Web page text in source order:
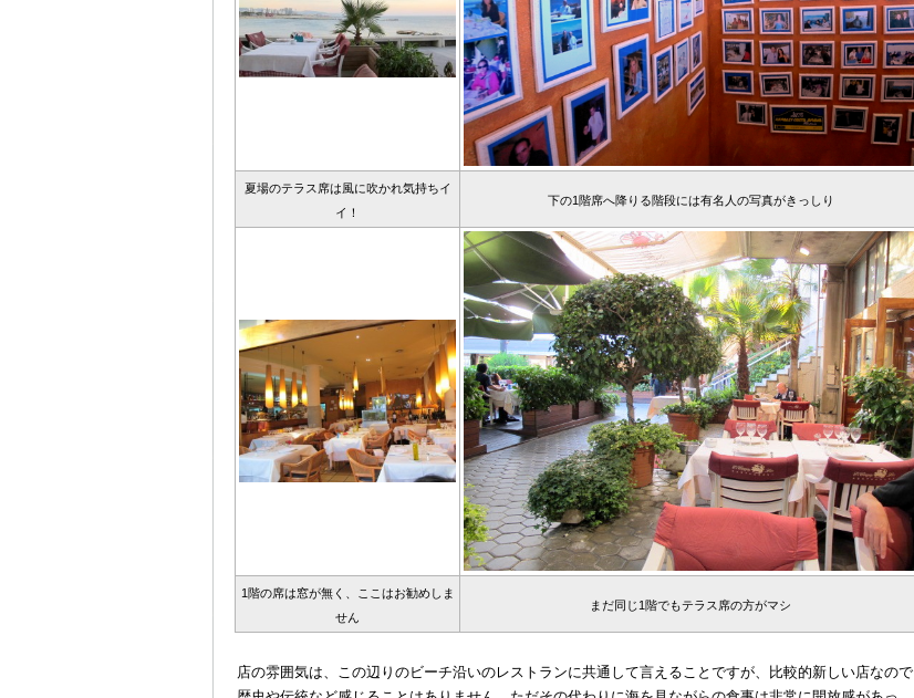
夏場のテラス席は風に吹かれ気持ちイ
イ！
下の1階席へ降りる階段には有名人の写真がきっしり
1階の席は窓が無く、ここはお勧めしま
せん
まだ同じ1階でもテラス席の方がマシ
店の雰囲気は、この辺りのビーチ沿いのレストランに共通して言えることですが、比較的新しい店なので